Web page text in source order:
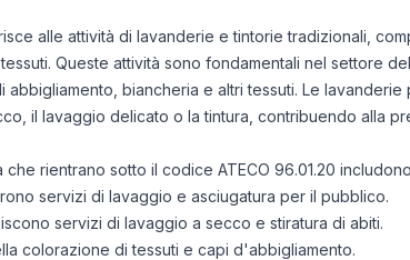
alle attività di lavanderie e tintorie tradizionali,
Queste attività sono fondamentali nel settore
biancheria e altri tessuti. Le
il lavaggio delicato o la tintura, contribuendo alla
rientrano sotto il codice ATECO 96.01.20
servizi di lavaggio e asciugatura per il pubblico.
servizi di lavaggio a secco e stiratura di abiti.
colorazione di tessuti e capi d'abbigliamento.